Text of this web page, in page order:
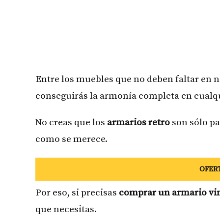
Entre los muebles que no deben faltar en
conseguirás la armonía completa en
No creas que los armarios retro son sólo
como se merece.
Por eso, si precisas comprar un armario
que necesitas.